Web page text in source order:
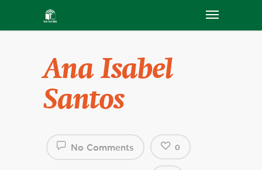
Ana Isabel
Santos
No Comments 0